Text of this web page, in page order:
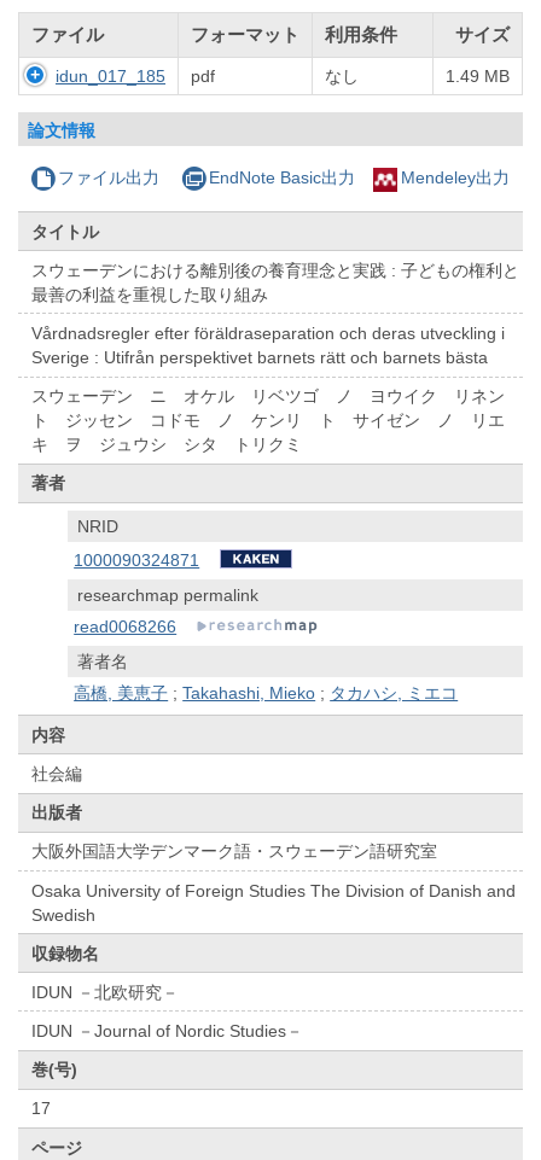
ファイル フォーマット 利用条件 サイズ
idun_017_185 pdf なし 1.49 MB
論文情報
ファイル出力 EndNote Basic出力 Mendeley出力
タイトル
スウェーデンにおける離別後の養育理念と実践 : 子どもの権利と
最善の利益を重視した取り組み
Vårdnadsregler efter föräldraseparation och deras utveckling i
Sverige : Utifrån perspektivet barnets rätt och barnets bästa
スウェーデン ニ オケル リベツゴ ノ ヨウイク リネン
ト ジッセン コドモ ノ ケンリ ト サイゼン ノ リエ
キ ヲ ジュウシ シタ トリクミ
著者
NRID
1000090324871
researchmap permalink
read0068266
著者名
高橋, 美恵子 ;Takahashi, Mieko ; タカハシ, ミエコ
内容
社会編
出版者
大阪外国語大学デンマーク語・スウェーデン語研究室
Osaka University of Foreign Studies The Division of Danish and
Swedish
収録物名
IDUN －北欧研究－
IDUN －Journal of Nordic Studies－
巻(号)
17
ページ